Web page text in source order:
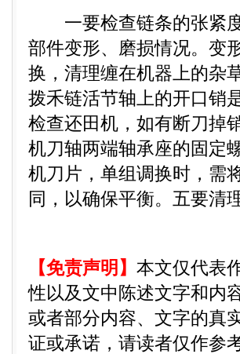
一要检查链条的张紧度
部件变形、磨损情况。变
换，清理缠在机器上的杂
拨禾链活节轴上的开口销
检查还田机，如有断刀掉
机刀轴两端轴承座的固定
机刀片，单组调换时，需
同，以确保平衡。五要清
【免责声明】 本文仅代表
性以及文中陈述文字和内
或者部分内容、文字的真
证或承诺，请读者仅作参